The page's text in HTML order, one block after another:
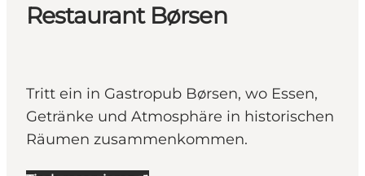
Restaurant Børsen
Tritt ein in Gastropub Børsen, wo Essen,
Getränke und Atmosphäre in historischen
Räumen zusammenkommen.